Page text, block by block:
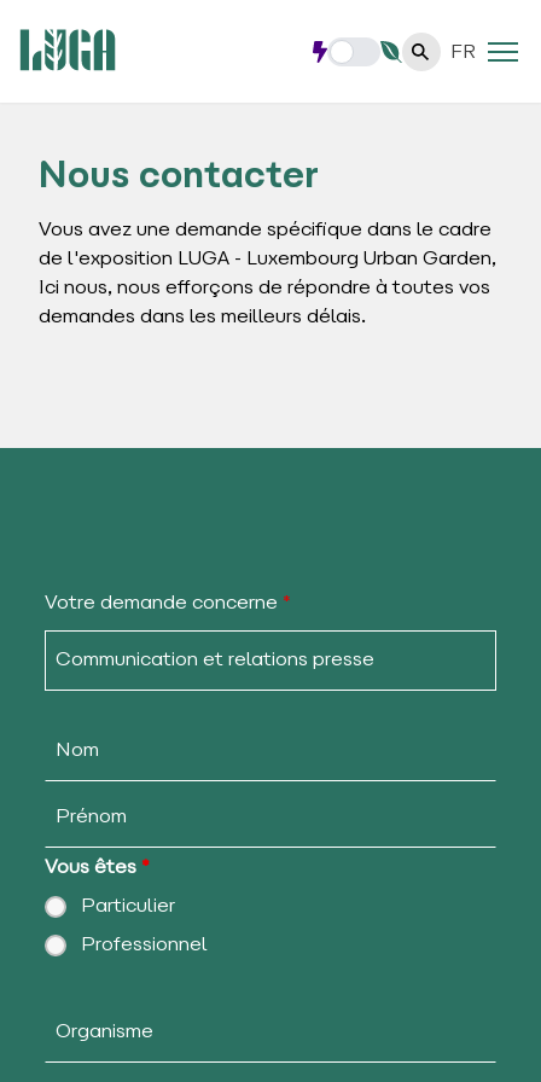
FR
Nous contacter
Vous avez une demande spécifique dans le cadre
de l'exposition LUGA - Luxembourg Urban Garden,
Ici nous, nous efforçons de répondre à toutes vos
demandes dans les meilleurs délais.
Votre demande concerne *
Vous êtes *
Particulier
Professionnel